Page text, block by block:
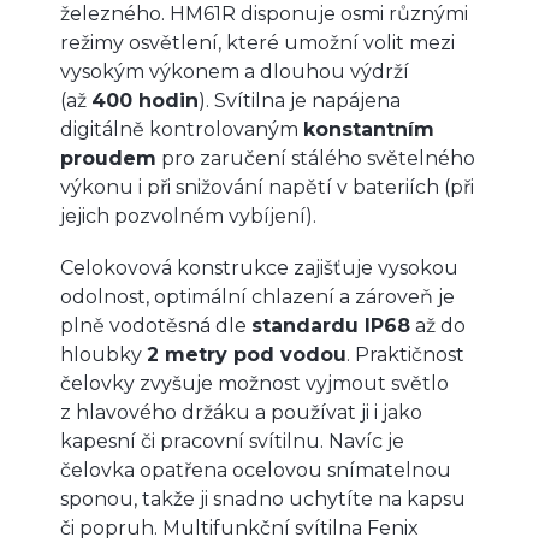
železného. HM61R disponuje osmi různými
režimy osvětlení, které umožní volit mezi
vysokým výkonem a dlouhou výdrží
(až 400 hodin). Svítilna je napájena
digitálně kontrolovaným konstantním
proudem pro zaručení stálého světelného
výkonu i při snižování napětí v bateriích (při
jejich pozvolném vybíjení).
Celokovová konstrukce zajišťuje vysokou
odolnost, optimální chlazení a zároveň je
plně vodotěsná dle standardu IP68 až do
hloubky 2 metry pod vodou. Praktičnost
čelovky zvyšuje možnost vyjmout světlo
z hlavového držáku a používat ji i jako
kapesní či pracovní svítilnu. Navíc je
čelovka opatřena ocelovou snímatelnou
sponou, takže ji snadno uchytíte na kapsu
či popruh. Multifunkční svítilna Fenix